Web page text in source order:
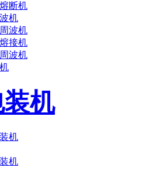
断机
机
波机
接机
波机
机
机
机